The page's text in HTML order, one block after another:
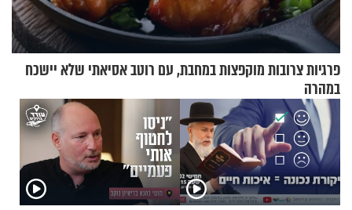
פרגיות צרובות מוקפצות במחבת, עם רוטב אסיאתי שלא יישכח
במהרה